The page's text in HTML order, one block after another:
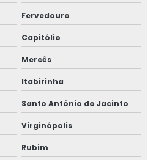
Fervedouro
Capitólio
Mercês
Itabirinha
Santo Antônio do Jacinto
Virginópolis
Rubim